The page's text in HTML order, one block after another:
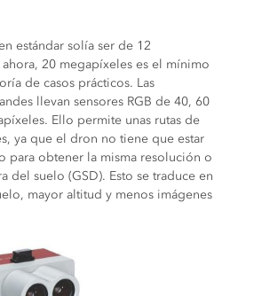
estándar solía ser de 12
20 megapíxeles es el mínimo
de casos prácticos. Las
llevan sensores RGB de 40, 60
Ello permite unas rutas de
ya que el dron no tiene que estar
para obtener la misma resolución o
del suelo (GSD). Esto se traduce en
mayor altitud y menos imágenes